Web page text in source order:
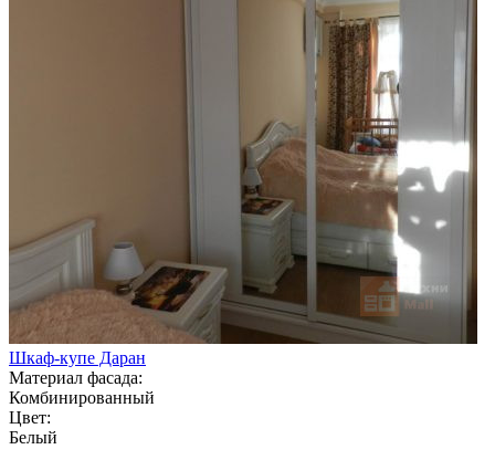
Шкаф-купе Даран
Материал фасада:
Комбинированный
Цвет:
Белый